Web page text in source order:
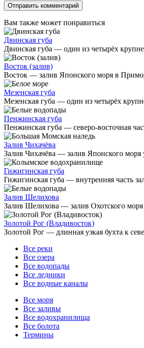
Вам также может понравиться
Двинская губа
Двинская губа — один из четырёх
Восток (залив)
Восток — залив Японского моря в
Мезенская губа
Мезенская губа — один из четырёх
Пенжинская губа
Пенжинская губа — северо-восточная
Залив Чихачёва
Залив Чихачёва — залив Японского моря
Гижигинская губа
Гижигинская губа — внутренняя часть
Залив Шелихова
Залив Шелихова — залив Охотского
Золотой Рог (Владивосток)
Золотой Рог — длинная узкая бухта к
Все реки
Все озера
Все водопады
Все ледники
Все водные каналы
Все моря
Все заливы
Все водохранилища
Все болота
Термины